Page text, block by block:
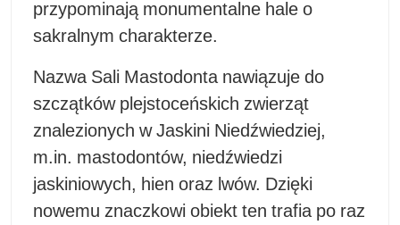
przypominają monumentalne hale o
sakralnym charakterze.
Nazwa Sali Mastodonta nawiązuje do
szczątków plejstoceńskich zwierząt
znalezionych w Jaskini Niedźwiedziej,
m.in. mastodontów, niedźwiedzi
jaskiniowych, hien oraz lwów. Dzięki
nowemu znaczkowi obiekt ten trafia po raz